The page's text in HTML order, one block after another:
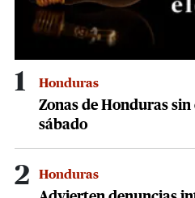
1 Honduras
Zonas de Honduras
sábado
2 Honduras